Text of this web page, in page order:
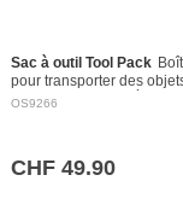
Sac à outil Tool Pack
pour transporter des
travaux sur le mât. À
OS9266
CHF 49.90